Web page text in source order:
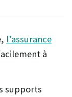
l’assurance
à
supports